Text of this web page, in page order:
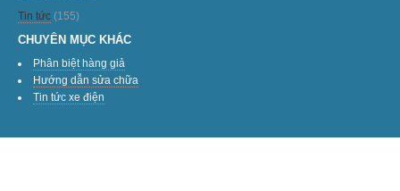
Tin tức (155)
CHUYÊN MỤC KHÁC
Phân biệt hàng giả
Hướng dẫn sửa chữa
Tin tức xe điện